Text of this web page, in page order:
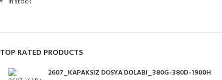
TOP RATED PRODUCTS
2607_KAPAKSIZ DOSYA DOLABI_380G-380D-1900H